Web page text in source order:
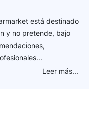
está destinado
y no pretende, bajo
Leer más...